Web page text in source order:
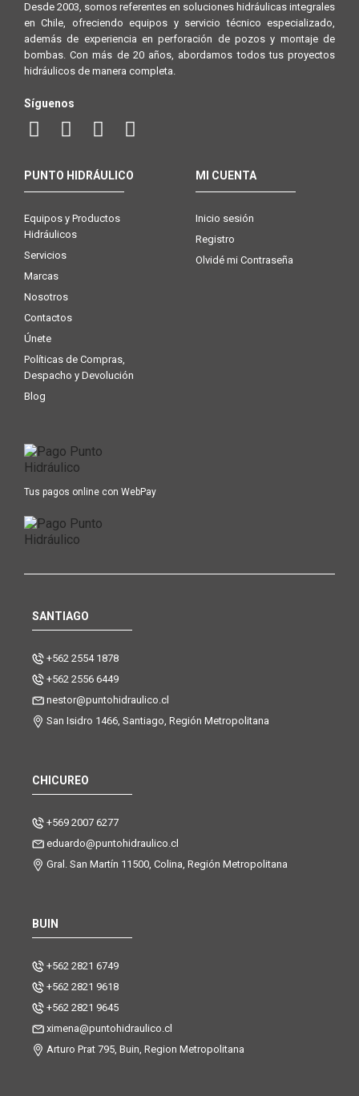
Desde 2003, somos referentes en soluciones hidráulicas integrales
en Chile, ofreciendo equipos y servicio técnico especializado,
además de experiencia en perforación de pozos y montaje de
bombas. Con más de 20 años, abordamos todos tus proyectos
hidráulicos de manera completa.
Síguenos
PUNTO HIDRÁULICO
Equipos y Productos
Hidráulicos
Servicios
Marcas
Nosotros
Contactos
Únete
Políticas de Compras,
Despacho y Devolución
Blog
MI CUENTA
Inicio sesión
Registro
Olvidé mi Contraseña
Tus pagos online con WebPay
SANTIAGO
+562 2554 1878
+562 2556 6449
nestor@puntohidraulico.cl
San Isidro 1466, Santiago, Región Metropolitana
CHICUREO
+569 2007 6277
eduardo@puntohidraulico.cl
Gral. San Martín 11500, Colina, Región Metropolitana
BUIN
+562 2821 6749
+562 2821 9618
+562 2821 9645
ximena@puntohidraulico.cl
Arturo Prat 795, Buin, Region Metropolitana